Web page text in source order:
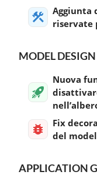
Aggiunta
riservate
MODEL
Nuova
Fix
del
APPLICATION